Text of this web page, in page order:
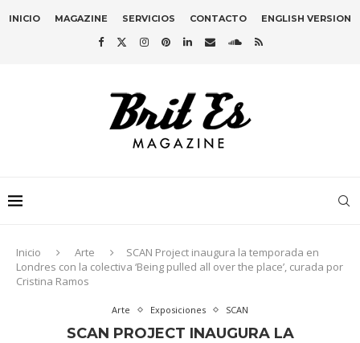
INICIO MAGAZINE SERVICIOS CONTACTO ENGLISH VERSION
Inicio Arte
SCAN Project inaugura la temporada en
Londres con la colectiva ‘Being pulled all over the place’, curada por
Cristina Ramos
Arte Exposiciones SCAN
SCAN PROJECT INAUGURA LA